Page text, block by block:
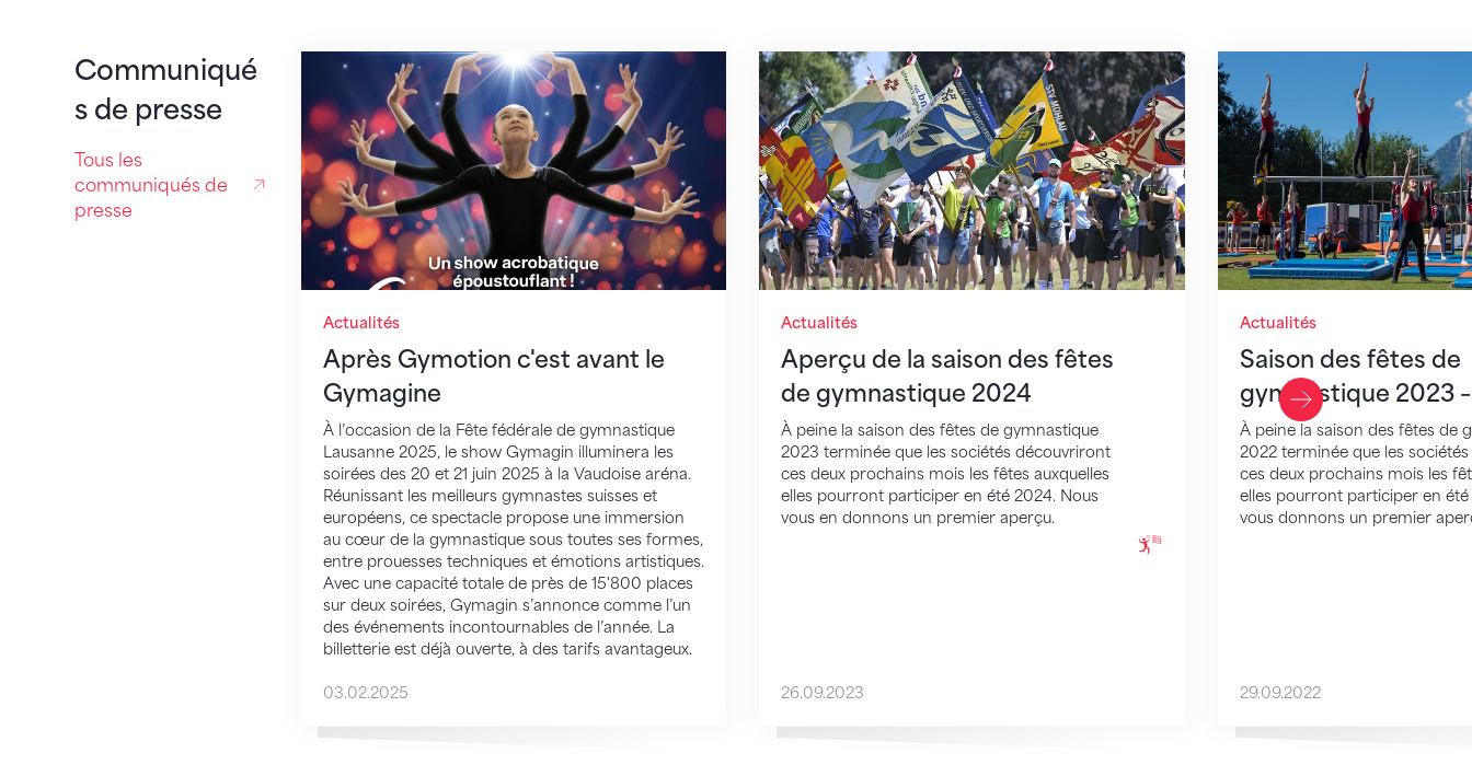
Communiqué
s de presse
Tous les
communiqués de
presse
Actualités
Après Gymotion c'est avant le
Gymagine
À l’occasion de la Fête fédérale de gymnastique
Lausanne 2025, le show Gymagin illuminera les
soirées des 20 et 21 juin 2025 à la Vaudoise aréna.
Réunissant les meilleurs gymnastes suisses et
européens, ce spectacle propose une immersion
au cœur de la gymnastique sous toutes ses formes,
entre prouesses techniques et émotions artistiques.
Avec une capacité totale de près de 15'800 places
sur deux soirées, Gymagin s’annonce comme l’un
des événements incontournables de l’année. La
billetterie est déjà ouverte, à des tarifs avantageux.
Après Gymotion c'est avant le Gymagine
03.02.2025
Actualités
Aperçu de la saison des fêtes
de gymnastique 2024
À peine la saison des fêtes de gymnastique
2023 terminée que les sociétés découvriront
ces deux prochains mois les fêtes auxquelles
elles pourront participer en été 2024. Nous
vous en donnons un premier aperçu.
Aperçu de la saison des fêtes de gymnastique 2024
26.09.2023
Actualités
Saison des fêtes de
gymnastique 2023
À peine la saison des fêtes de
2022 terminée que les
ces deux prochains mois les
elles pourront participer en été
vous donnons un premier
Saison des fêtes de
29.09.2022
Last Slide